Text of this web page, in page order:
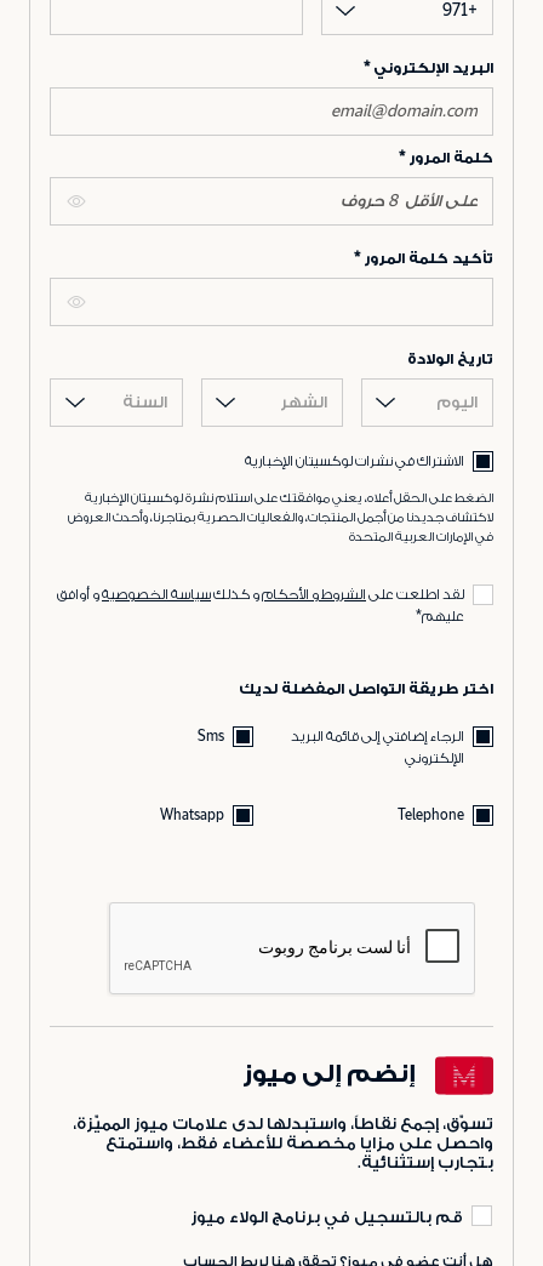
+971
البريد الإلكتروني
كلمة المرور
تأكيد كلمة المرور
تاريخ الولادة
اليوم الشهر السنة
الاشتراك في نشرات لوكسيتان الإخبارية
الضغط على الحقل أعلاه، يعني موافقتك على استلام نشرة لوكسيتان الإخبارية
لاكتشاف جديدنا من أجمل المنتجات، والفعاليات الحصرية بمتاجرنا، وأحدث العروض
في الإمارات العربية المتحدة
لقد اطلعت على الشروط و الأحكامو كذلكسياسة الخصوصيةو أوافق
عليهم*
اختر طريقة التواصل المفضلة لديك
الرجاء إضافتي إلى قائمة البريد
الإلكتروني
Sms
Telephone
Whatsapp
إنضم إلى ميوز
تسوّق، إجمع نقاطاً، واستبدلها لدى علامات ميوز المميّزة،
واحصل على مزايا مخصصة للأعضاء فقط، واستمتع
بتجارب إستثنائية.
قم بالتسجيل في برنامج الولاء ميوز
هل أنت عضو في ميوز؟ تحقق هنا لربط الحساب